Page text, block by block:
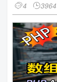
4 3964